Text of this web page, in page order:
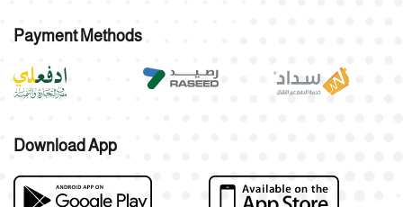
Payment Methods
Download App